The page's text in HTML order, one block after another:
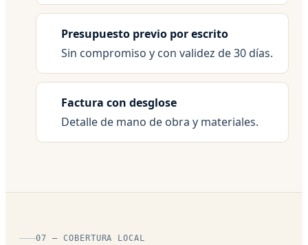
Presupuesto previo por escrito
Sin compromiso y con validez de 30 días.
Factura con desglose
Detalle de mano de obra y materiales.
07 — COBERTURA LOCAL